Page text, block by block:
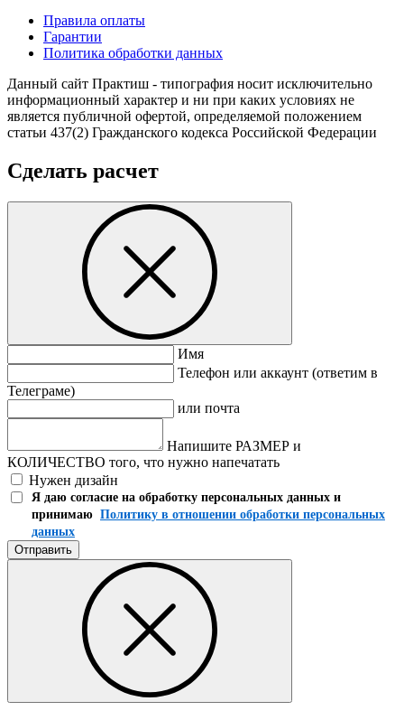
Правила оплаты
Гарантии
Политика обработки данных
Данный сайт Практиш - типография носит исключительно
информационный характер и ни при каких условиях не
является публичной офертой, определяемой положением
статьи 437(2) Гражданского кодекса Российской Федерации
Сделать расчет
Имя
Телефон или аккаунт (ответим в
Телеграме)
или почта
Напишите РАЗМЕР и
КОЛИЧЕСТВО того, что нужно напечатать
Нужен дизайн
Я даю согласие на обработку персональных данных и
принимаю Политику в отношении обработки персональных
данных
Отправить